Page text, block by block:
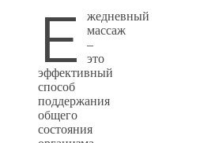
Е
жедневный
массаж
–
это
эффективный
способ
поддержания
общего
состояния